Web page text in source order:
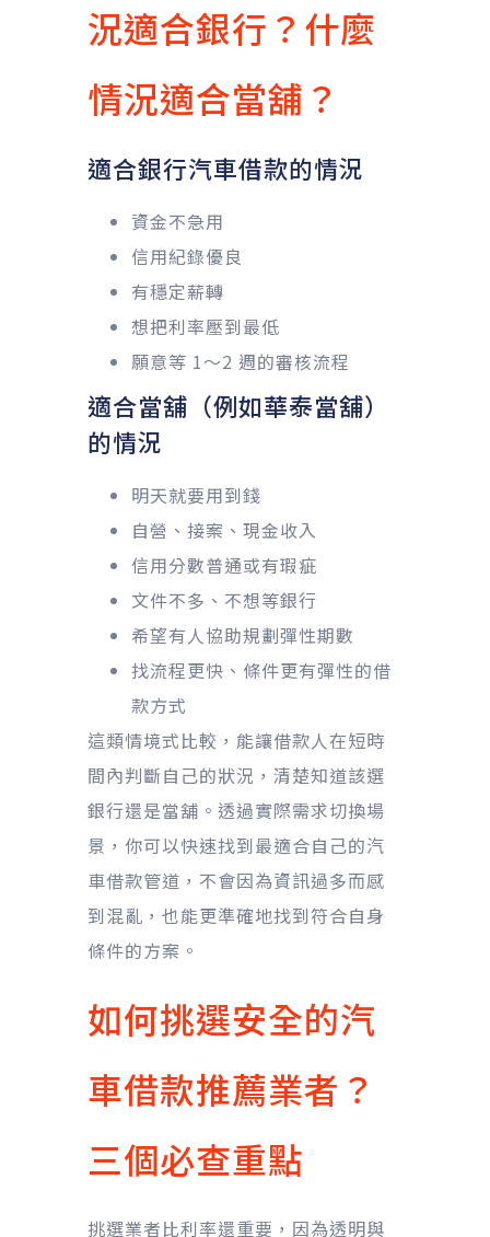
況適合銀行？什麼
情況適合當舖？
適合銀行汽車借款的情況
資金不急用
信用紀錄優良
有穩定薪轉
想把利率壓到最低
願意等 1～2 週的審核流程
適合當舖（例如華泰當舖）
的情況
明天就要用到錢
自營、接案、現金收入
信用分數普通或有瑕疵
文件不多、不想等銀行
希望有人協助規劃彈性期數
找流程更快、條件更有彈性的借
款方式
這類情境式比較，能讓借款人在短時
間內判斷自己的狀況，清楚知道該選
銀行還是當舖。透過實際需求切換場
景，你可以快速找到最適合自己的汽
車借款管道，不會因為資訊過多而感
到混亂，也能更準確地找到符合自身
條件的方案。
如何挑選安全的汽
車借款推薦業者？
三個必查重點
挑選業者比利率還重要，因為透明與